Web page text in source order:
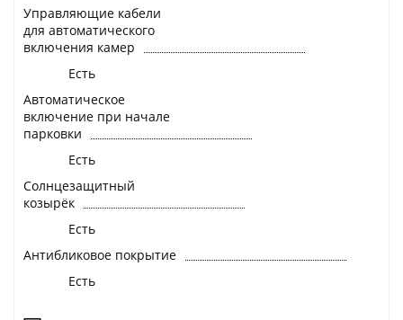
Управляющие кабели
для автоматического
включения камер
Есть
Автоматическое
включение при начале
парковки
Есть
Солнцезащитный
козырёк
Есть
Антибликовое покрытие
Есть